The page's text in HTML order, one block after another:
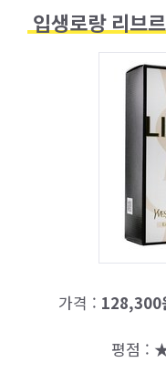
입생로랑 리브
가격 : 128,300
평점 :